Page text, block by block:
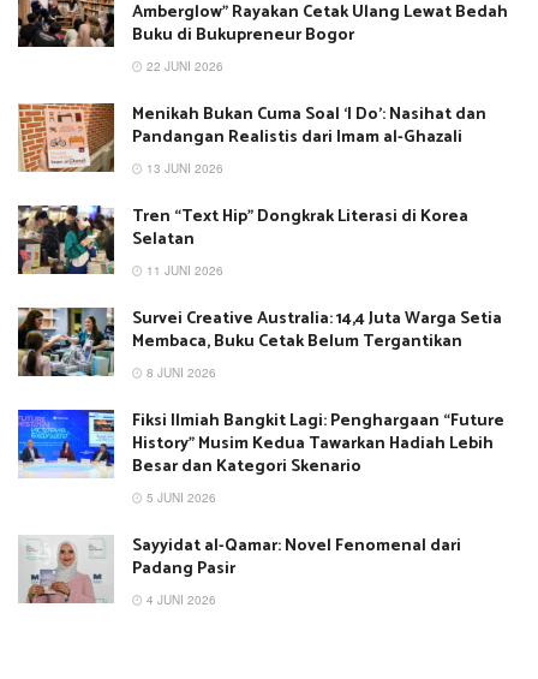
Amberglow” Rayakan Cetak Ulang Lewat Bedah
Buku di Bukupreneur Bogor
22 JUNI 2026
Menikah Bukan Cuma Soal ‘I Do’: Nasihat dan
Pandangan Realistis dari Imam al-Ghazali
13 JUNI 2026
Tren “Text Hip” Dongkrak Literasi di Korea
Selatan
11 JUNI 2026
Survei Creative Australia: 14,4 Juta Warga Setia
Membaca, Buku Cetak Belum Tergantikan
8 JUNI 2026
Fiksi Ilmiah Bangkit Lagi: Penghargaan “Future
History” Musim Kedua Tawarkan Hadiah Lebih
Besar dan Kategori Skenario
5 JUNI 2026
Sayyidat al-Qamar: Novel Fenomenal dari
Padang Pasir
4 JUNI 2026